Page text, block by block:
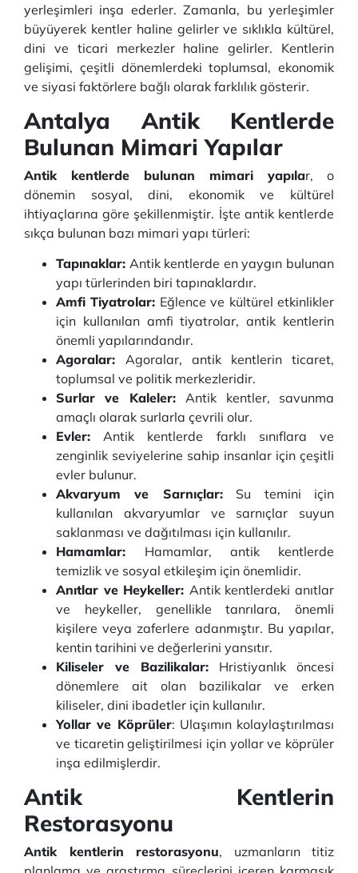
yerleşimleri inşa ederler. Zamanla, bu yerleşimler
büyüyerek kentler haline gelirler ve sıklıkla kültürel,
dini ve ticari merkezler haline gelirler. Kentlerin
gelişimi, çeşitli dönemlerdeki toplumsal, ekonomik
ve siyasi faktörlere bağlı olarak farklılık gösterir.
Antalya Antik Kentlerde
Bulunan Mimari Yapılar
Antik kentlerde bulunan mimari yapılar, o
dönemin sosyal, dini, ekonomik ve kültürel
ihtiyaçlarına göre şekillenmiştir. İşte antik kentlerde
sıkça bulunan bazı mimari yapı türleri:
Tapınaklar: Antik kentlerde en yaygın bulunan
yapı türlerinden biri tapınaklardır.
Amfi Tiyatrolar: Eğlence ve kültürel etkinlikler
için kullanılan amfi tiyatrolar, antik kentlerin
önemli yapılarındandır.
Agoralar: Agoralar, antik kentlerin ticaret,
toplumsal ve politik merkezleridir.
Surlar ve Kaleler:Antik kentler, savunma
amaçlı olarak surlarla çevrili olur.
Evler: Antik kentlerde farklı sınıflara ve
zenginlik seviyelerine sahip insanlar için çeşitli
evler bulunur.
Akvaryum ve Sarnıçlar:Su temini için
kullanılan akvaryumlar ve sarnıçlar suyun
saklanması ve dağıtılması için kullanılır.
Hamamlar: Hamamlar, antik kentlerde
temizlik ve sosyal etkileşim için önemlidir.
Anıtlar ve Heykeller: Antik kentlerdeki anıtlar
ve heykeller, genellikle tanrılara, önemli
kişilere veya zaferlere adanmıştır. Bu yapılar,
kentin tarihini ve değerlerini yansıtır.
Kiliseler ve Bazilikalar: Hristiyanlık öncesi
dönemlere ait olan bazilikalar ve erken
kiliseler, dini ibadetler için kullanılır.
Yollar ve Köprüler: Ulaşımın kolaylaştırılması
ve ticaretin geliştirilmesi için yollar ve köprüler
inşa edilmişlerdir.
Antik Kentlerin
Restorasyonu
Antik kentlerin restorasyonu, uzmanların titiz